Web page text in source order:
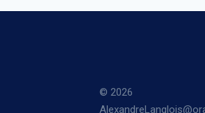
© 2026